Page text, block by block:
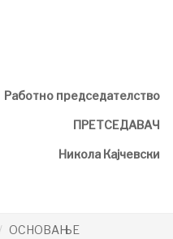
Работно председателство
ПРЕТСЕДАВАЧ
Никола Кајчевски
ОСНОВАЊЕ